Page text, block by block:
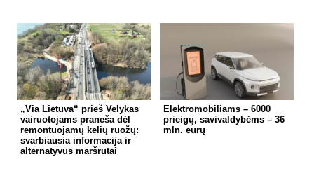
„Via Lietuva“ prieš Velykas
vairuotojams praneša dėl
remontuojamų kelių ruožų:
svarbiausia informacija ir
alternatyvūs maršrutai
Elektromobiliams – 6000
prieigų, savivaldybėms – 36
mln. eurų